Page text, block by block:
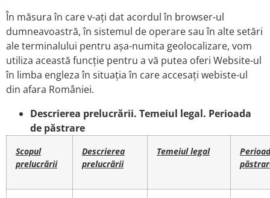
În măsura în care v-aţi dat acordul în browser-ul
dumneavoastră, în sistemul de operare sau în alte setări
ale terminalului pentru aşa-numita geolocalizare, vom
utiliza această funcţie pentru a vă putea oferi Website-ul
în limba engleza în situația în care accesați webiste-ul
din afara României.
Descrierea prelucrării. Temeiul legal. Perioada
de păstrare
Scopul
prelucrării
Descrierea
prelucrării
Temeiul legal